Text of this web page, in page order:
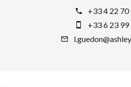
+33 4 22 70
+33 6 23 99